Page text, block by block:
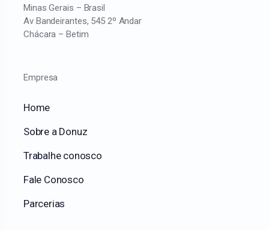
Minas Gerais – Brasil
Av Bandeirantes, 545 2º Andar
Chácara – Betim
Empresa
Home
Sobre a Donuz
Trabalhe conosco
Fale Conosco
Parcerias